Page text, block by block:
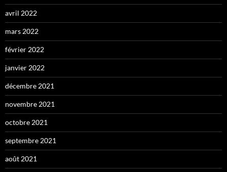
avril 2022
mars 2022
février 2022
janvier 2022
décembre 2021
novembre 2021
octobre 2021
septembre 2021
août 2021